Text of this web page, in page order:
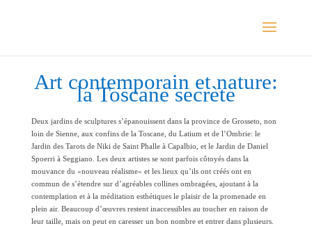
Art contemporain et nature:
la Toscane secrète
Deux jardins de sculptures s’épanouissent dans la province de Grosseto, non
loin de Sienne, aux confins de la Toscane, du Latium et de l’Ombrie: le
Jardin des Tarots de Niki de Saint Phalle à Capalbio, et le Jardin de Daniel
Spoerri à Seggiano. Les deux artistes se sont parfois côtoyés dans la
mouvance du «nouveau réalisme» et les lieux qu’ils ont créés ont en
commun de s’étendre sur d’agréables collines ombragées, ajoutant à la
contemplation et à la méditation esthétiques le plaisir de la promenade en
plein air. Beaucoup d’œuvres restent inaccessibles au toucher en raison de
leur taille, mais on peut en caresser un bon nombre et entrer dans plusieurs.